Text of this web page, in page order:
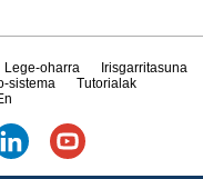
Lege-oharra
Irisgarritasuna
sistema
Tutorialak